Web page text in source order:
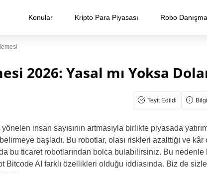
Konular Kripto Para Piyasası Robo
2026: Yasal mı Yoksa
Teyit Edildi
insan sayısının artmasıyla birlikte piyasada
başladı. Bu robotlar, olası riskleri azalttığı ve kâr
bu ticaret robotlarından bolca bulabilirsiniz. Bu
Bitcode AI farklı özellikleri olduğu iddiasında. Biz de